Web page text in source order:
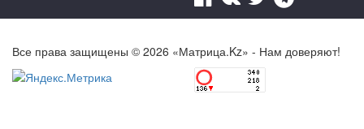
Все права защищены © 2026 «Матрица.Kz» - Нам доверяют!